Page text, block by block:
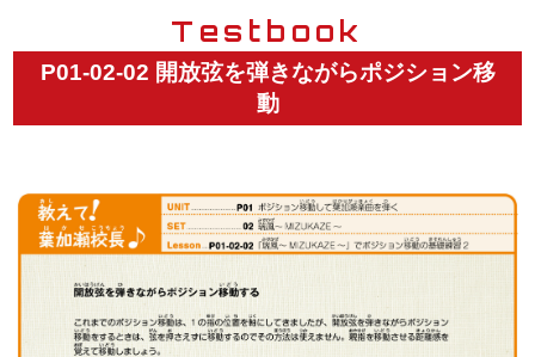
Testbook
P01-02-02 開放弦を弾きながらポジション移
動